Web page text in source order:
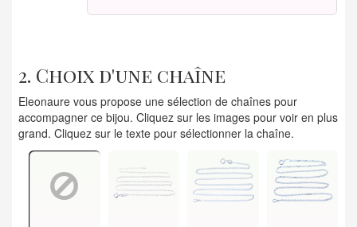
2. Choix d'une chaîne
Eleonaure vous propose une sélection de chaînes pour
accompagner ce bijou. Cliquez sur les images pour voir en plus
grand. Cliquez sur le texte pour sélectionner la chaîne.